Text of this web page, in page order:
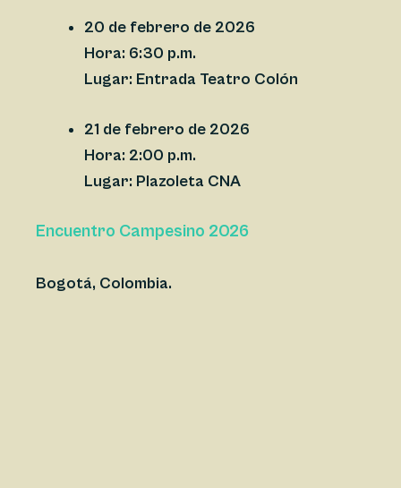
20 de febrero de 2026
Hora: 6:30 p.m.
Lugar: Entrada Teatro Colón
21 de febrero de 2026
Hora: 2:00 p.m.
Lugar: Plazoleta CNA
Encuentro Campesino 2026
Bogotá, Colombia.